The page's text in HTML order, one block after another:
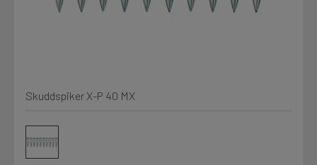
Prislister
Firmainformasjon
Skuddspiker X-P 40 MX